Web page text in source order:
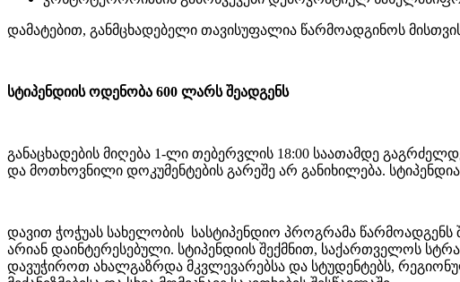
დამატებით, განმცხადებელი თავისუფალია წარმოადგინოს
სტიპენდიის ოდენობა 600 ლარს შეადგენს
განაცხადების მიღება 1-ლი თებერვლის 18:00 საათამდე
და მოთხოვნილი დოკუმენტების გარეშე არ განიხილება.
დავით ჭოჭუას სახელობის სასტიპენდიო პროგრამა
არიან დაინტერესებული. სტიპენდიის შექმნით, საქართველოს
დავუჭიროთ ახალგაზრდა მკვლევარებსა და სტუდენტებს,